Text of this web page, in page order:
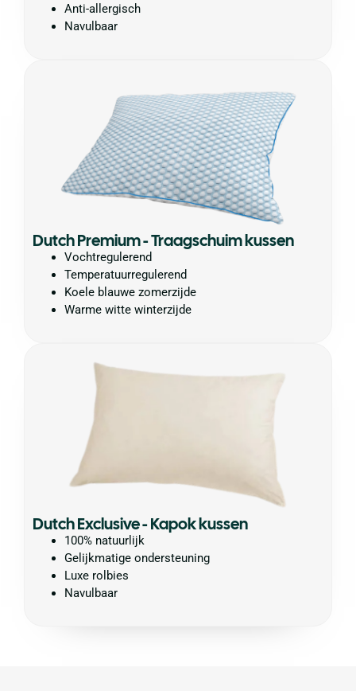
Anti-allergisch
Navulbaar
Dutch Premium - Traagschuim kussen
Vochtregulerend
Temperatuurregulerend
Koele blauwe zomerzijde
Warme witte winterzijde
Dutch Exclusive - Kapok kussen
100% natuurlijk
Gelijkmatige ondersteuning
Luxe rolbies
Navulbaar